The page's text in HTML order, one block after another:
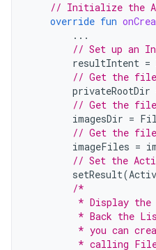
// Initialize the
override fun
...
// Set up an
resultIntent =
// Get the
privateRootDir
// Get the
imagesDir =
// Get the
imageFiles =
// Set the
setResult(
/*
* Display
* Back the
* you can
* calling